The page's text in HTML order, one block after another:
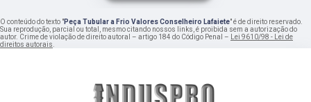
O conteúdo do texto "Peça Tubular a Frio Valores Conselheiro Lafaiete" é de direito reservado.
Sua reprodução, parcial ou total, mesmo citando nossos links, é proibida sem a autorização do
autor. Crime de violação de direito autoral – artigo 184 do Código Penal – Lei 9610/98 - Lei de
direitos autorais.